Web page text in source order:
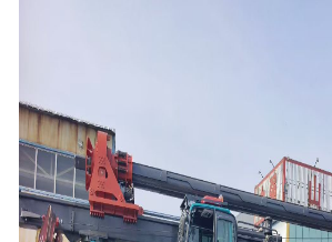
机
挖
掘
机